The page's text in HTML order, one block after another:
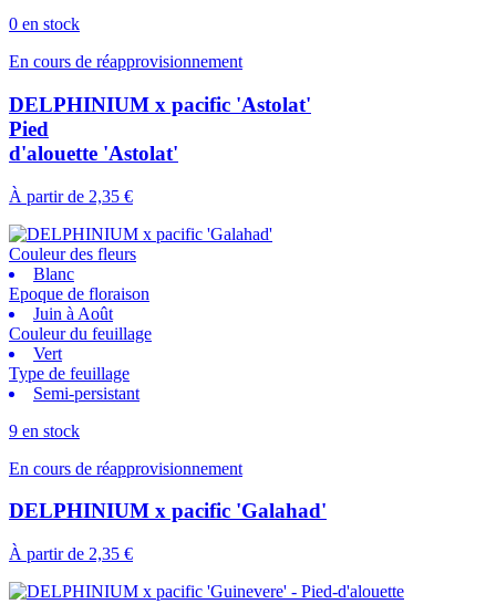
0 en stock
En cours de réapprovisionnement
DELPHINIUM x pacific 'Astolat'
Pied
d'alouette 'Astolat'
À partir de 2,35 €
Couleur des fleurs
Blanc
Epoque de floraison
Juin à Août
Couleur du feuillage
Vert
Type de feuillage
Semi-persistant
9 en stock
En cours de réapprovisionnement
DELPHINIUM x pacific 'Galahad'
À partir de 2,35 €